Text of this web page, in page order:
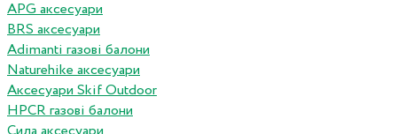
APG аксесуари
BRS аксесуари
Adimanti газові балони
Naturehike аксесуари
Аксесуари Skif Outdoor
HPCR газові балони